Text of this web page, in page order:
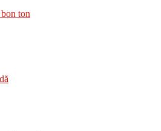
ton